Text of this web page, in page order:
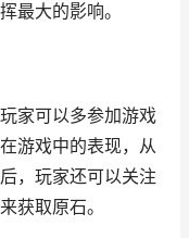
最大的影响。
家可以多参加游戏
游戏中的表现，从
，玩家还可以关注
获取原石。